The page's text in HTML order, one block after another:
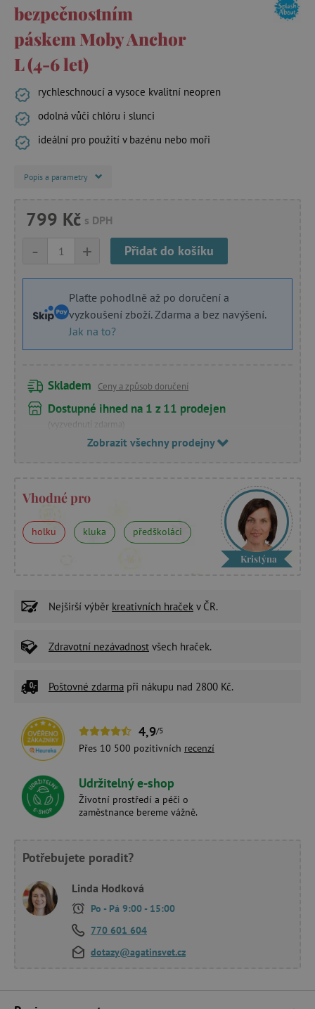
bezpečnostním
páskem Moby Anchor
L (4-6 let)
rychleschnoucí a vysoce kvalitní neopren
odolná vůči chlóru i slunci
ideální pro použití v bazénu nebo moři
Popis a parametry
799 Kč s DPH
+
- Přidat do košíku
Plaťte pohodlně až po doručení a
vyzkoušení zboží. Zdarma a bez navýšení.
Jak na to?
Skladem Ceny a způsob doručení
Dostupné ihned na 1 z 11 prodejen
(vyzvednutí zdarma)
Zobrazit všechny prodejny
Vhodné pro
holku kluka předškoláci
Kristýna
Nejširší výběr kreativních hraček v ČR.
Zdravotní nezávadnost všech hraček.
Poštovné zdarma při nákupu nad 2800 Kč.
4,9/5
Přes 10 500 pozitivních recenzí
Udržitelný e-shop
Životní prostředí a péči o
zaměstnance bereme vážně.
Potřebujete poradit?
Linda Hodková
Po - Pá 9:00 - 15:00
770 601 604
dotazy@agatinsvet.cz